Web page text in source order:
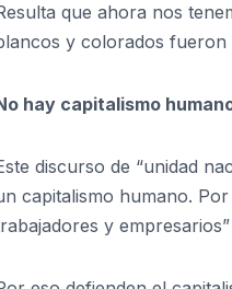
que ahora nos
y colorados fueron
hay capitalismo
discurso de “unidad
capitalismo humano.
y